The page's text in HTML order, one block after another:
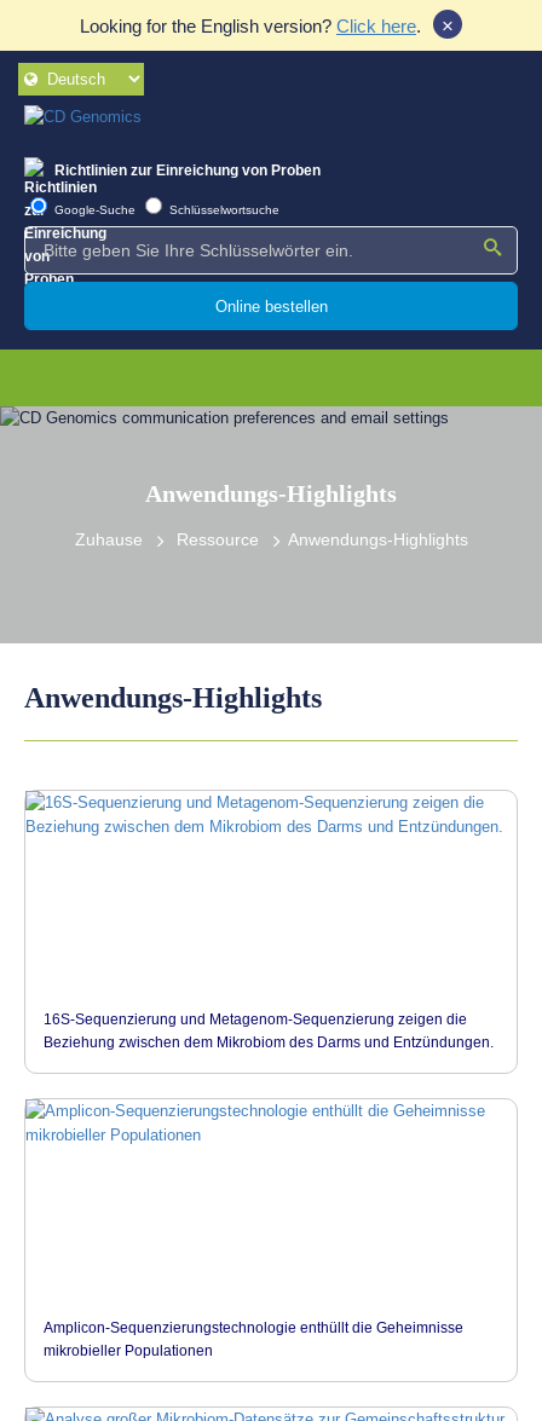
Looking for the English version? Click here. ×
Richtlinien zur Einreichung von Proben
Google-Suche Schlüsselwortsuche
Online bestellen
Anwendungs-Highlights
Zuhause Ressource Anwendungs-Highlights
Anwendungs-Highlights
16S-Sequenzierung und Metagenom-Sequenzierung zeigen die
Beziehung zwischen dem Mikrobiom des Darms und Entzündungen.
Amplicon-Sequenzierungstechnologie enthüllt die Geheimnisse
mikrobieller Populationen